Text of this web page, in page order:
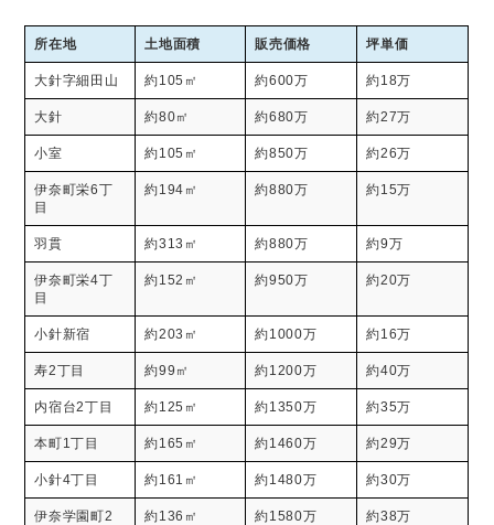
所在地 土地面積 販売価格 坪単価
大針字細田山 約105㎡ 約600万 約18万
大針 約80㎡ 約680万 約27万
小室 約105㎡ 約850万 約26万
伊奈町栄6丁
目
約194㎡ 約880万 約15万
羽貫 約313㎡ 約880万 約9万
伊奈町栄4丁
目
約152㎡ 約950万 約20万
小針新宿 約203㎡ 約1000万 約16万
寿2丁目 約99㎡ 約1200万 約40万
内宿台2丁目 約125㎡ 約1350万 約35万
本町1丁目 約165㎡ 約1460万 約29万
小針4丁目 約161㎡ 約1480万 約30万
伊奈学園町2
約136㎡ 約1580万 約38万